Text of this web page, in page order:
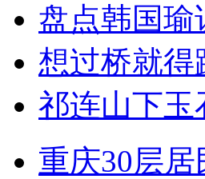
盘点韩国瑜
想过桥就得
祁连山下玉
重庆30层